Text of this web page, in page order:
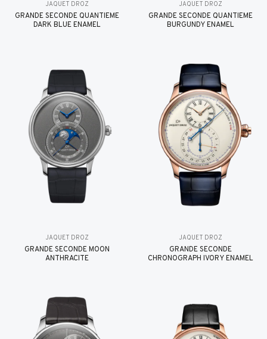
JAQUET DROZ
GRANDE SECONDE QUANTIÈME
DARK BLUE ENAMEL
JAQUET DROZ
GRANDE SECONDE QUANTIÈME
BURGUNDY ENAMEL
JAQUET DROZ
GRANDE SECONDE MOON
ANTHRACITE
JAQUET DROZ
GRANDE SECONDE
CHRONOGRAPH IVORY ENAMEL